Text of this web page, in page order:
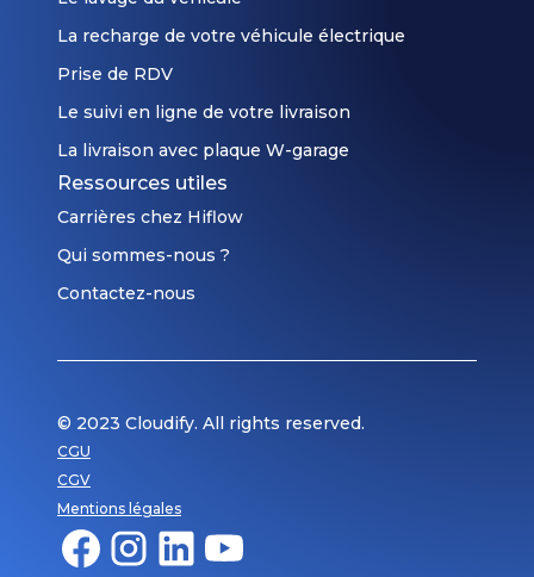
La recharge de votre véhicule électrique
Prise de RDV
Le suivi en ligne de votre livraison
La livraison avec plaque W-garage
Ressources utiles
Carrières chez Hiflow
Qui sommes-nous ?
Contactez-nous
© 2023 Cloudify. All rights reserved.
CGU
CGV
Mentions légales